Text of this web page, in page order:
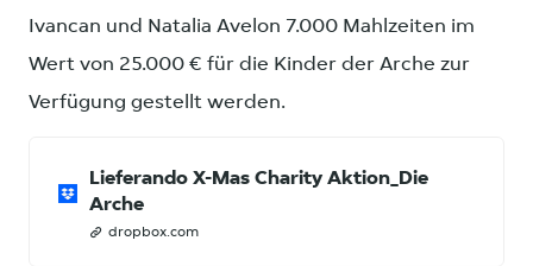
Ivancan und Natalia Avelon 7.000 Mahlzeiten im
Wert von 25.000 € für die Kinder der Arche zur
Verfügung gestellt werden.
Lieferando X-Mas Charity Aktion_Die
Arche
dropbox.com